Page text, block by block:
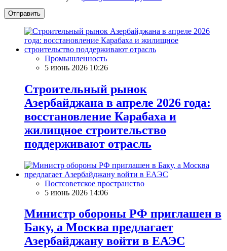
Отправить
Промышленность
5 июнь 2026 10:26
Строительный рынок
Азербайджана в апреле 2026 года:
восстановление Карабаха и
жилищное строительство
поддерживают отрасль
Постсоветское пространство
5 июнь 2026 14:06
Министр обороны РФ приглашен в
Баку, а Москва предлагает
Азербайджану войти в ЕАЭС